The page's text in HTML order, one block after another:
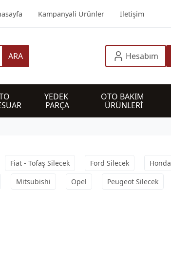
Kampanyali Ürünler İletişim
ARA Hesabım
YEDEK
PARÇA
OTO BAKIM
ÜRÜNLERİ
Fiat - Tofaş Silecek Ford Silecek
Honda
Mitsubishi Opel
Peugeot Silecek